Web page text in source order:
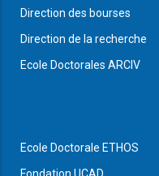
Direction des bourses
Direction de la recherche
Ecole Doctorales ARCIV
Ecole Doctorale ETHOS